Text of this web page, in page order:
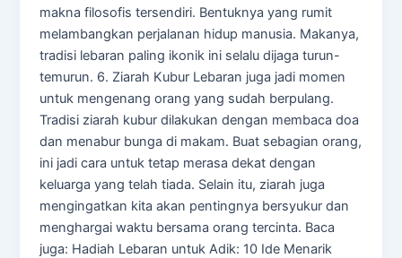
makna filosofis tersendiri. Bentuknya yang rumit
melambangkan perjalanan hidup manusia. Makanya,
tradisi lebaran paling ikonik ini selalu dijaga turun-
temurun. 6. Ziarah Kubur Lebaran juga jadi momen
untuk mengenang orang yang sudah berpulang.
Tradisi ziarah kubur dilakukan dengan membaca doa
dan menabur bunga di makam. Buat sebagian orang,
ini jadi cara untuk tetap merasa dekat dengan
keluarga yang telah tiada. Selain itu, ziarah juga
mengingatkan kita akan pentingnya bersyukur dan
menghargai waktu bersama orang tercinta. Baca
juga: Hadiah Lebaran untuk Adik: 10 Ide Menarik